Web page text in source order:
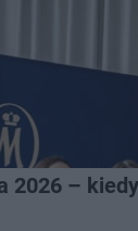
2026 –